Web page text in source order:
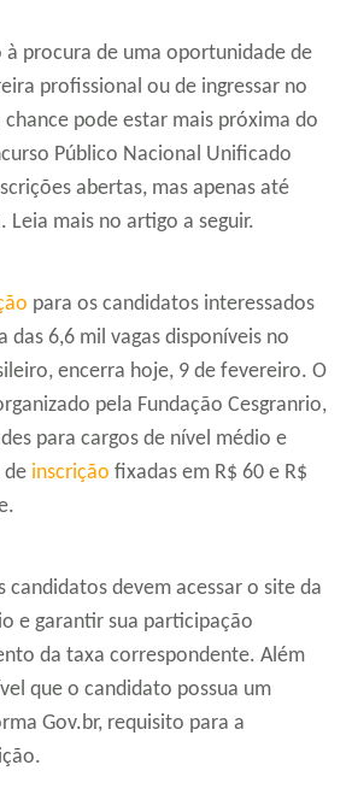
à procura de uma oportunidade de
profissional ou de ingressar no
pode estar mais próxima do
Público Nacional Unificado
abertas, mas apenas até
Leia mais no artigo a seguir.
para os candidatos interessados
das 6,6 mil vagas disponíveis no
encerra hoje, 9 de fevereiro. O
pela Fundação Cesgranrio,
para cargos de nível médio e
de inscrição fixadas em R$ 60 e R$
candidatos devem acessar o site da
e garantir sua participação
da taxa correspondente. Além
que o candidato possua um
Gov.br, requisito para a